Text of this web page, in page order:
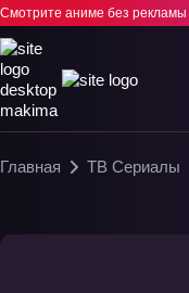
Смотрите аниме без рекламы
Главная ТВ Сериалы